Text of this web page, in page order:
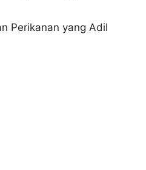
Perikanan yang Adil